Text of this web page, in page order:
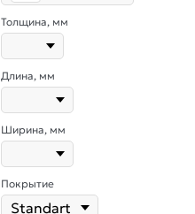
Толщина, мм
Длина, мм
Ширина, мм
Покрытие